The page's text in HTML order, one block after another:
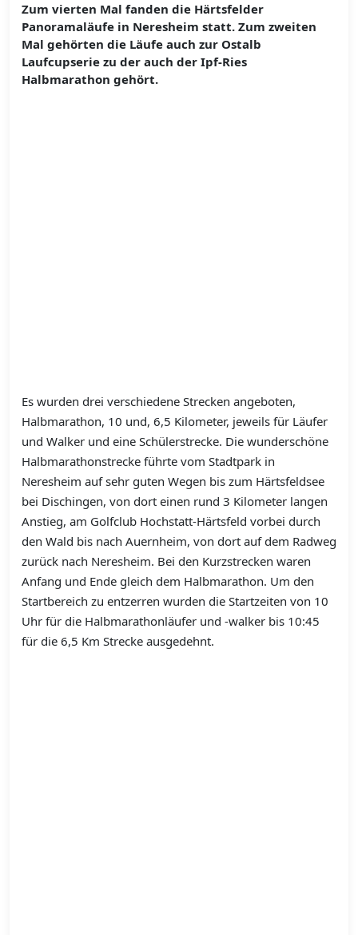
Zum vierten Mal fanden die Härtsfelder
Panoramaläufe in Neresheim statt. Zum zweiten
Mal gehörten die Läufe auch zur Ostalb
Laufcupserie zu der auch der Ipf-Ries
Halbmarathon gehört.
Es wurden drei verschiedene Strecken angeboten,
Halbmarathon, 10 und, 6,5 Kilometer, jeweils für Läufer
und Walker und eine Schülerstrecke. Die wunderschöne
Halbmarathonstrecke führte vom Stadtpark in
Neresheim auf sehr guten Wegen bis zum Härtsfeldsee
bei Dischingen, von dort einen rund 3 Kilometer langen
Anstieg, am Golfclub Hochstatt-Härtsfeld vorbei durch
den Wald bis nach Auernheim, von dort auf dem Radweg
zurück nach Neresheim. Bei den Kurzstrecken waren
Anfang und Ende gleich dem Halbmarathon. Um den
Startbereich zu entzerren wurden die Startzeiten von 10
Uhr für die Halbmarathonläufer und -walker bis 10:45
für die 6,5 Km Strecke ausgedehnt.